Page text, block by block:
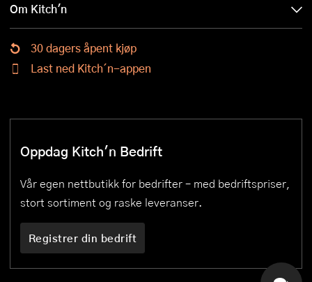
Om Kitch'n
30 dagers åpent kjøp
Last ned Kitch´n-appen
Oppdag Kitch'n Bedrift
Vår egen nettbutikk for bedrifter – med bedriftspriser,
stort sortiment og raske leveranser.
Registrer din bedrift